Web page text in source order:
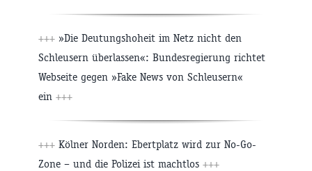
+++ »Die Deutungshoheit im Netz nicht den
Schleusern überlassen«: Bundesregierung richtet
Webseite gegen »Fake News von Schleusern«
ein +++
+++ Kölner Norden: Ebertplatz wird zur No-Go-
Zone – und die Polizei ist machtlos +++